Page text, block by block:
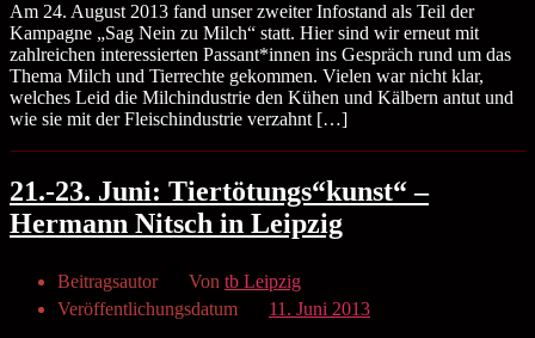
Am 24. August 2013 fand unser zweiter Infostand als Teil der
Kampagne „Sag Nein zu Milch“ statt. Hier sind wir erneut mit
zahlreichen interessierten Passant*innen ins Gespräch rund um das
Thema Milch und Tierrechte gekommen. Vielen war nicht klar,
welches Leid die Milchindustrie den Kühen und Kälbern antut und
wie sie mit der Fleischindustrie verzahnt […]
21.-23. Juni: Tiertötungs“kunst“ –
Hermann Nitsch in Leipzig
Beitragsautor Von tb Leipzig
Veröffentlichungsdatum
11. Juni 2013